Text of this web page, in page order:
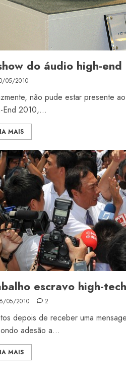
do áudio high-end
05/2010
não pude estar presente
End 2010,...
MAIS
escravo high-tech
05/2010 2
depois de receber uma
adesão a...
MAIS